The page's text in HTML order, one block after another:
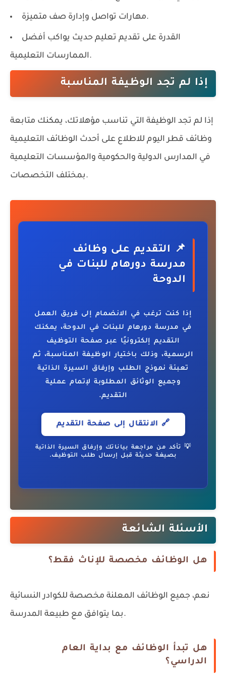
مهارات تواصل وإدارة صف متميزة.
القدرة على تقديم تعليم حديث يواكب أفضل
الممارسات التعليمية.
إذا لم تجد الوظيفة المناسبة
إذا لم تجد الوظيفة التي تناسب مؤهلاتك، يمكنك متابعة
وظائف قطر اليوم للاطلاع على أحدث الوظائف التعليمية
في المدارس الدولية والحكومية والمؤسسات التعليمية
بمختلف التخصصات.
📌 التقديم على وظائف
مدرسة دورهام للبنات في
الدوحة
إذا كنت ترغب في الانضمام إلى فريق العمل
في مدرسة دورهام للبنات في الدوحة، يمكنك
التقديم إلكترونيًا عبر صفحة التوظيف
الرسمية، وذلك باختيار الوظيفة المناسبة، ثم
تعبئة نموذج الطلب وإرفاق السيرة الذاتية
وجميع الوثائق المطلوبة لإتمام عملية
التقديم.
🔗 الانتقال إلى صفحة التقديم
💡 تأكد من مراجعة بياناتك وإرفاق السيرة الذاتية
بصيغة حديثة قبل إرسال طلب التوظيف.
الأسئلة الشائعة
هل الوظائف مخصصة للإناث فقط؟
نعم، جميع الوظائف المعلنة مخصصة للكوادر النسائية
بما يتوافق مع طبيعة المدرسة.
هل تبدأ الوظائف مع بداية العام
الدراسي؟